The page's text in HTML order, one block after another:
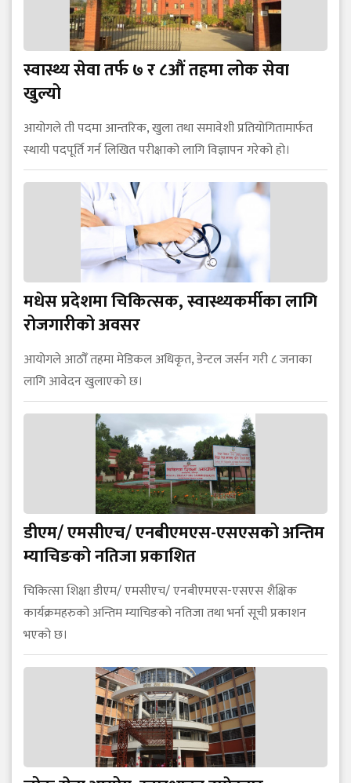
स्वास्थ्य सेवा तर्फ ७ र ८औं तहमा लोक सेवा
खुल्यो
आयोगले ती पदमा आन्तरिक, खुला तथा समावेशी प्रतियोगितामार्फत
स्थायी पदपूर्ति गर्न लिखित परीक्षाको लागि विज्ञापन गरेको हो।
मधेस प्रदेशमा चिकित्सक, स्वास्थ्यकर्मीका लागि
रोजगारीको अवसर
आयोगले आठौँ तहमा मेडिकल अधिकृत, डेन्टल जर्सन गरी ८ जनाका
लागि आवेदन खुलाएको छ।
डीएम/ एमसीएच/ एनबीएमएस-एसएसको अन्तिम
म्याचिङको नतिजा प्रकाशित
चिकित्सा शिक्षा डीएम/ एमसीएच/ एनबीएमएस-एसएस शैक्षिक
कार्यक्रमहरुको अन्तिम म्याचिङको नतिजा तथा भर्ना सूची प्रकाशन
भएको छ।